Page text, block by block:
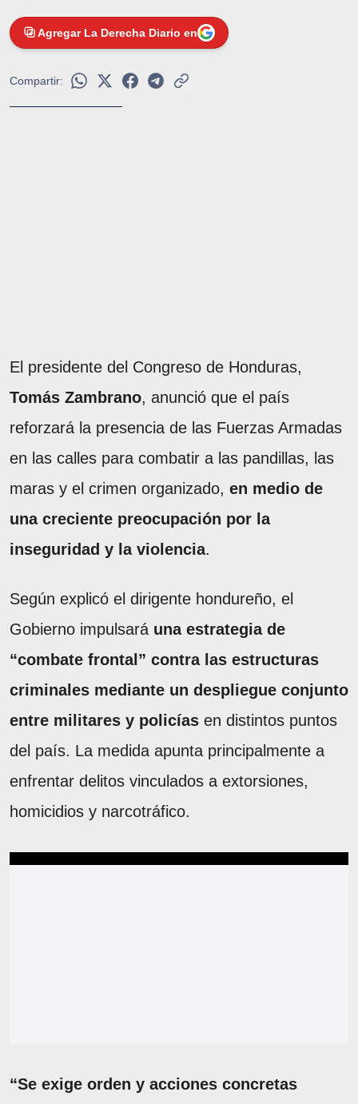
Agregar La Derecha Diario en
Compartir:
El presidente del Congreso de Honduras,
Tomás Zambrano, anunció que el país
reforzará la presencia de las Fuerzas Armadas
en las calles para combatir a las pandillas, las
maras y el crimen organizado, en medio de
una creciente preocupación por la
inseguridad y la violencia.
Según explicó el dirigente hondureño, el
Gobierno impulsará una estrategia de
“combate frontal” contra las estructuras
criminales mediante un despliegue conjunto
entre militares y policías en distintos puntos
del país. La medida apunta principalmente a
enfrentar delitos vinculados a extorsiones,
homicidios y narcotráfico.
“Se exige orden y acciones concretas